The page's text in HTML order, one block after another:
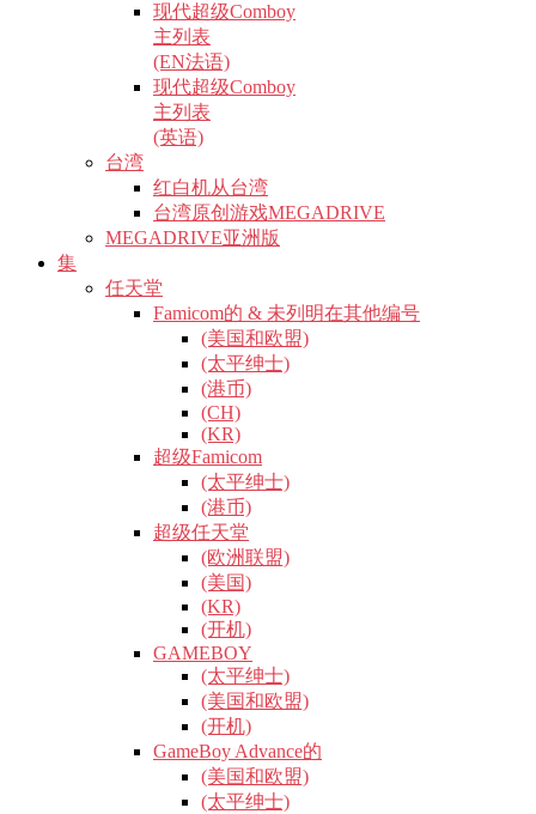
现代超级Comboy
主列表
(EN法语)
现代超级Comboy
主列表
(英语)
台湾
红白机从台湾
台湾原创游戏MEGADRIVE
MEGADRIVE亚洲版
集
任天堂
Famicom的 & 未列明在其他编号
(美国和欧盟)
(太平绅士)
(港币)
(CH)
(KR)
超级Famicom
(太平绅士)
(港币)
超级任天堂
(欧洲联盟)
(美国)
(KR)
(开机)
GAMEBOY
(太平绅士)
(美国和欧盟)
(开机)
GameBoy Advance的
(美国和欧盟)
(太平绅士)